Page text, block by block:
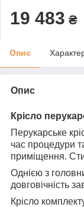
19 483 ₴
Опис
Опис
Крісло
Перукарське
час процедури
приміщення.
Однією з
довговічність
Крісло